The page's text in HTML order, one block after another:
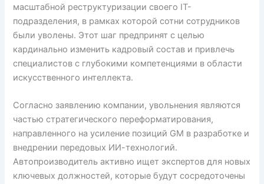
масштабной реструктуризации своего IT-
подразделения, в рамках которой сотни сотрудников
были уволены. Этот шаг предпринят с целью
кардинально изменить кадровый состав и привлечь
специалистов с глубокими компетенциями в области
искусственного интеллекта.
Согласно заявлению компании, увольнения являются
частью стратегического переформатирования,
направленного на усиление позиций GM в разработке и
внедрении передовых ИИ-технологий.
Автопроизводитель активно ищет экспертов для новых
ключевых должностей, которые будут сосредоточены